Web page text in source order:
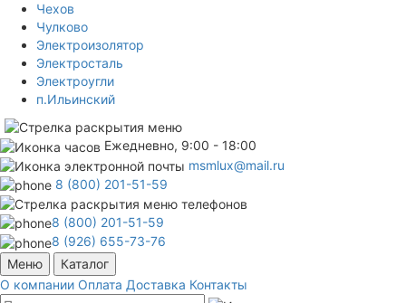
Чехов
Чулково
Электроизолятор
Электросталь
Электроугли
п.Ильинский
Ежедневно, 9:00 - 18:00
msmlux@mail.ru
8 (800) 201-51-59
8 (800) 201-51-59
8 (926) 655-73-76
Меню
Каталог
О компании Оплата Доставка Контакты